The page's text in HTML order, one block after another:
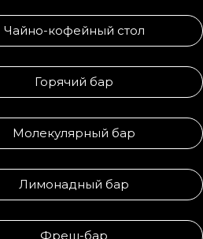
Чайно-кофейный стол
Горячий бар
Молекулярный бар
Лимонадный бар
Фреш-бар